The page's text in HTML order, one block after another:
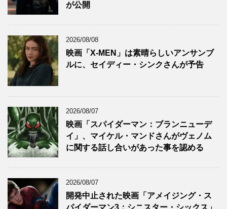
が公開
2026/08/08
映画「X-MEN」は素晴らしいアンサンブ
ルに、セイディー・シンクさんが予告
2026/08/07
映画「スパイダーマン：ブランニューデ
イ」、マイケル・マンドさんがヴェノム
に関する話し合いがあった事を認める
2026/08/07
開発中止された映画「アメイジング・ス
パイダーマン3：シニスター・シックス」